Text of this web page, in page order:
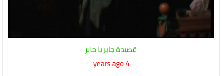
قصيدة جابر يا جابر
4 years ago